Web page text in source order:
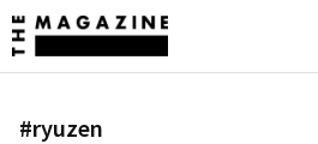
#ryuzen